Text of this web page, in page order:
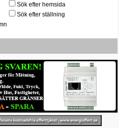
Sök efter hemsida
Sök efter ställning